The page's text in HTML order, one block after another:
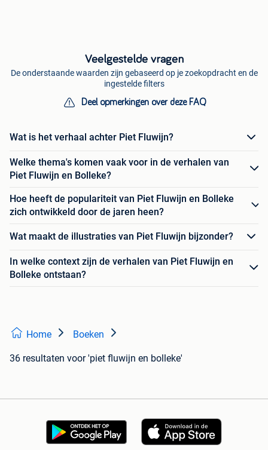
Veelgestelde vragen
De onderstaande waarden zijn gebaseerd op je zoekopdracht en de
ingestelde filters
Deel opmerkingen over deze FAQ
Wat is het verhaal achter Piet Fluwijn?
Welke thema's komen vaak voor in de verhalen van
Piet Fluwijn en Bolleke?
Hoe heeft de populariteit van Piet Fluwijn en Bolleke
zich ontwikkeld door de jaren heen?
Wat maakt de illustraties van Piet Fluwijn bijzonder?
In welke context zijn de verhalen van Piet Fluwijn en
Bolleke ontstaan?
Home Boeken
36 resultaten voor 'piet fluwijn en bolleke'